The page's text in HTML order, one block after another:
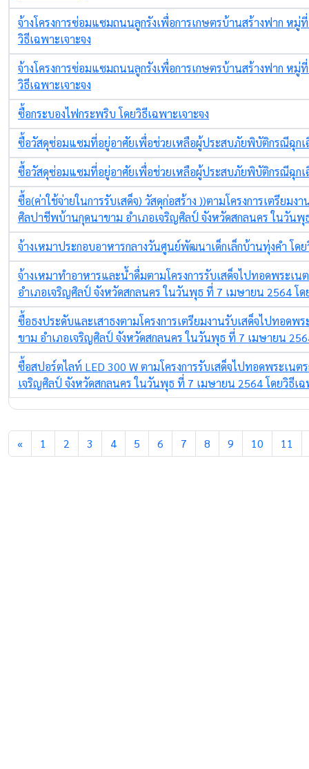
จ้างโครงการซ่อมแซมถนนลูกรังเพื่อการเกษตรบ้านสร้างฟาก ห
วิธีเฉพาะเจาะจง
จ้างโครงการซ่อมแซมถนนลูกรังเพื่อการเกษตรบ้านสร้างฟาก ห
วิธีเฉพาะเจาะจง
ซื้อกระบองไฟกระพริบ โดยวิธีเฉพาะเจาะจง
ซื้อวัสดุซ่อมแซมที่อยู่อาศัยเพื่อช่วยเหลือผู้ประสบภัยพิบัติกรณีฉุกเ
ซื้อวัสดุซ่อมแซมที่อยู่อาศัยเพื่อช่วยเหลือผู้ประสบภัยพิบัติกรณีฉุกเ
ซื้อ(ค่าใช้จ่ายในการรับเสด็จ) วัสดุก่อสร้าง ))ตามโครงการเตรียม
ศิลปาชีพบ้านกุดนาขาม อำเภอเจริญศิลป์ จังหวัดสกลนคร ในวันพุ
จ้างเหมาประกอบอาหารกลางวันศูนย์พัฒนาเด็กเล็กบ้านทุ่งคำ โดย
จ้างเหมาทำอาหารและน้ำดื่มตามโครงการรับเสด็จไปทอดพระเ
อำเภอเจริญศิลป์ จังหวัดสกลนคร ในวันพุธ ที่ 7 เมษายน 2564 โด
ซื้อธงประดับและเสาธงตามโครงการเตรียมงานรับเสด็จไปทอด
ขาม อำเภอเจริญศิลป์ จังหวัดสกลนคร ในวันพุธ ที่ 7 เมษายน
ซื้อสปอร์ตไลท์ LED 300 W ตามโครงการรับเสด็จไปทอดพระเน
เจริญศิลป์ จังหวัดสกลนคร ในวันพุธ ที่ 7 เมษายน 2564 โดยวิธีเฉ
« 1 2 3 4 5 6 7 8 9 10 11